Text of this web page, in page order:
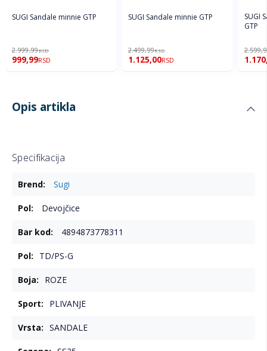
SUGI Sandale minnie GTP
2.999,99RSD
999,99RSD
SUGI Sandale minnie GTP
2.499,99RSD
1.125,00RSD
SUGI
GTP
Opis artikla
Specifikacija
informacijaSugi
Devojčice
4894873778311
TD/PS-G
ROZE
PLIVANJE
SANDALE